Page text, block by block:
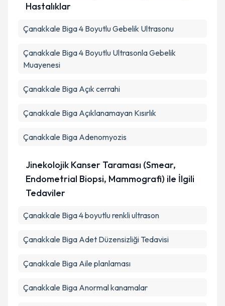
Hastalıklar
Çanakkale Biga 4 Boyutlu Gebelik Ultrasonu
Çanakkale Biga 4 Boyutlu Ultrasonla Gebelik
Muayenesi
Çanakkale Biga Açık cerrahi
Çanakkale Biga Açıklanamayan Kısırlık
Çanakkale Biga Adenomyozis
Jinekolojik Kanser Taraması (Smear,
Endometrial Biopsi, Mammografi) ile İlgili
Tedaviler
Çanakkale Biga 4 boyutlu renkli ultrason
Çanakkale Biga Adet Düzensizliği Tedavisi
Çanakkale Biga Aile planlaması
Çanakkale Biga Anormal kanamalar